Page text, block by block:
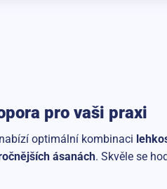
pro vaši praxi
optimální kombinaci
ásanách. Skvěle se